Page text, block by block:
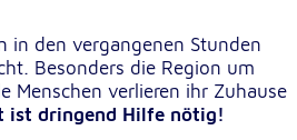
in den vergangenen Stunden
Besonders die Region um
Menschen verlieren ihr Zuhause
ist dringend Hilfe nötig!
und